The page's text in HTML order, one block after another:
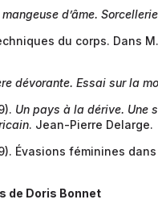
d’âme.
du corps. Dans
dévorante. Essai sur la
Un pays à la dérive. Une
. Jean-Pierre Delarge.
Évasions féminines
de Doris Bonnet